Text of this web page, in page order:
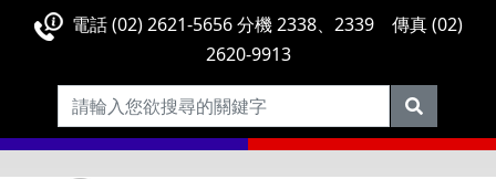
電話 (02) 2621-5656 分機 2338、2339 傳真 (02)
2620-9913